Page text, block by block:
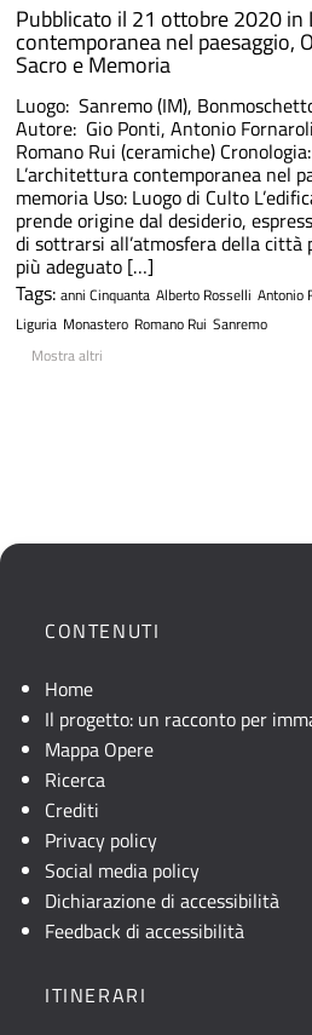
Pubblicato il 21 ottobre 2020 in
contemporanea nel paesaggio,
Sacro e Memoria
Luogo: Sanremo (IM),
Autore: Gio Ponti, Antonio
Romano Rui (ceramiche)
L’architettura contemporanea nel
memoria Uso: Luogo di Culto
prende origine dal desiderio,
di sottrarsi all’atmosfera della
più adeguato […]
Tags: anni Cinquanta Alberto Rosselli Antonio
Liguria Monastero Romano Rui Sanremo
Mostra altri
CONTENUTI
Home
Il progetto: un racconto per
Mappa Opere
Ricerca
Crediti
Privacy policy
Social media policy
Dichiarazione di accessibilità
Feedback di accessibilità
ITINERARI